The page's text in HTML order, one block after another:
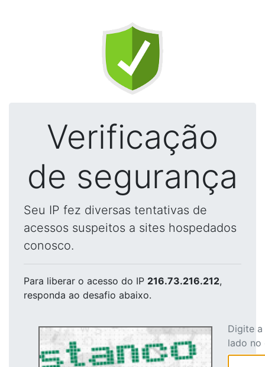
Verificação
de segurança
Seu IP fez diversas tentativas de
acessos suspeitos a sites hospedados
conosco.
Para liberar o acesso do IP 216.73.216.212,
responda ao desafio abaixo.
Digite
lado no